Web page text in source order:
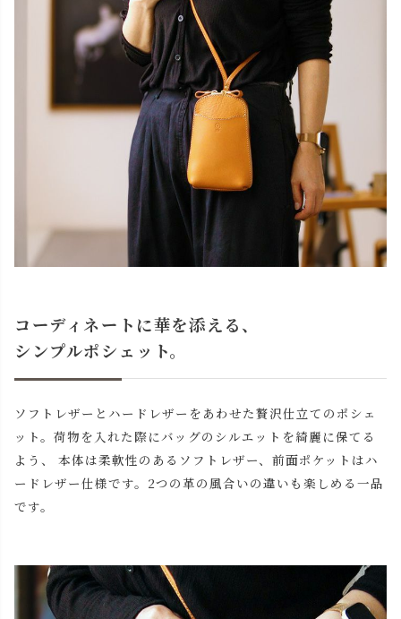
コーディネートに華を添える、
シンプルポシェット。
ソフトレザーとハードレザーをあわせた贅沢仕立てのポシェ
ット。荷物を入れた際にバッグのシルエットを綺麗に保てる
よう、 本体は柔軟性のあるソフトレザー、前面ポケットはハ
ードレザー仕様です。2つの革の風合いの違いも楽しめる一品
です。